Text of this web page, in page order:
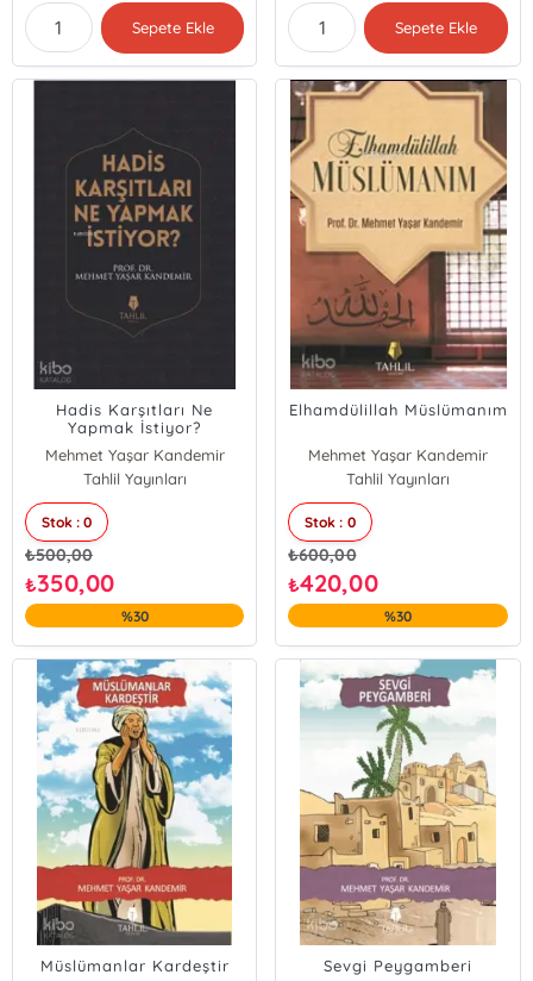
Sepete Ekle Sepete Ekle
Hadis Karşıtları Ne
Yapmak İstiyor?
Mehmet Yaşar Kandemir
Tahlil Yayınları
Stok : 0
₺500,00
₺350,00
%30
Elhamdülillah Müslümanım
Mehmet Yaşar Kandemir
Tahlil Yayınları
Stok : 0
₺600,00
₺420,00
%30
Müslümanlar Kardeştir Sevgi Peygamberi